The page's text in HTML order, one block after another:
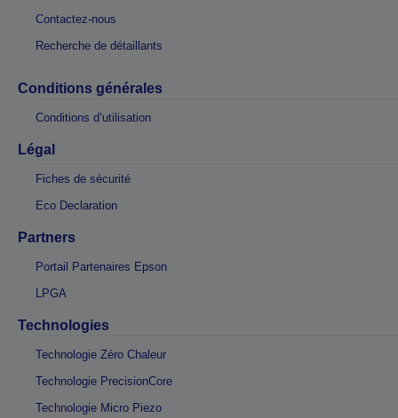
Contactez-nous
Recherche de détaillants
Conditions générales
Conditions d’utilisation
Légal
Fiches de sécurité
Eco Declaration
Partners
Portail Partenaires Epson
LPGA
Technologies
Technologie Zéro Chaleur
Technologie PrecisionCore
Technologie Micro Piezo